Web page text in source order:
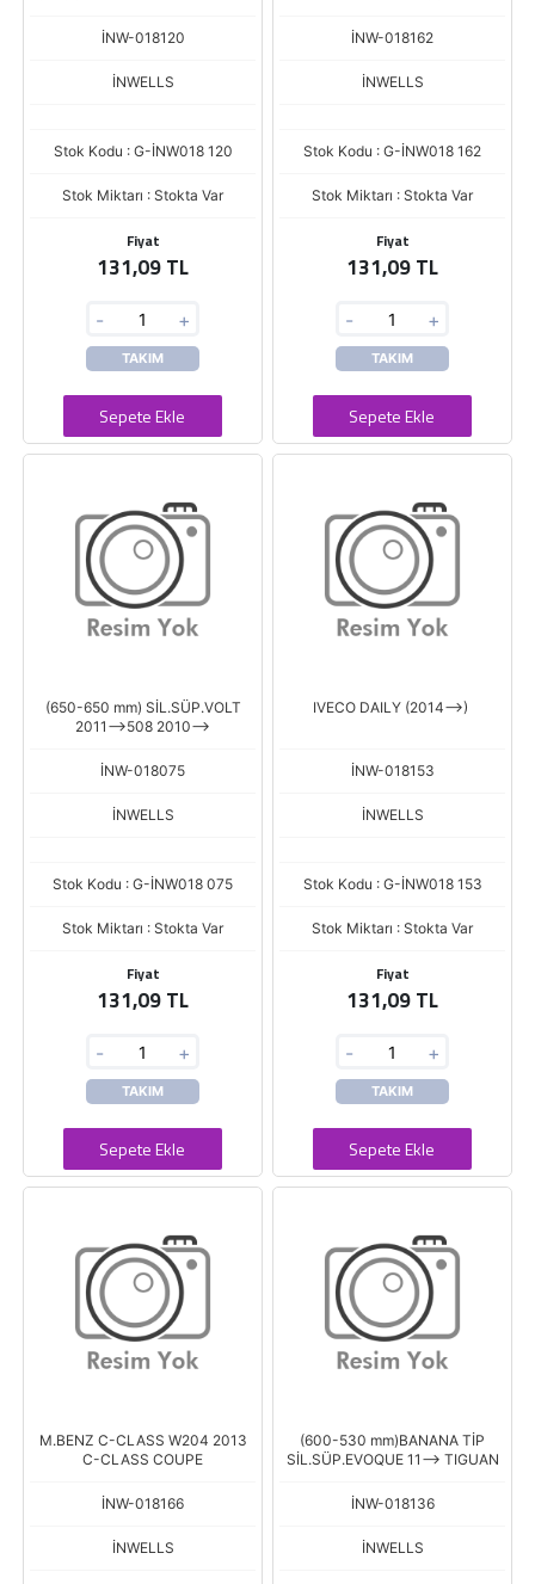
İNW-018120
İNWELLS
Stok Kodu : G-İNW018 120
Stok Miktarı : Stokta Var
Fiyat
131,09 TL
- +
TAKIM
Sepete Ekle
İNW-018162
İNWELLS
Stok Kodu : G-İNW018 162
Stok Miktarı : Stokta Var
Fiyat
131,09 TL
- +
TAKIM
Sepete Ekle
(650-650 mm) SİL.SÜP.VOLT
2011-->508 2010-->
İNW-018075
İNWELLS
Stok Kodu : G-İNW018 075
Stok Miktarı : Stokta Var
Fiyat
131,09 TL
- +
TAKIM
Sepete Ekle
IVECO DAILY (2014-->)
İNW-018153
İNWELLS
Stok Kodu : G-İNW018 153
Stok Miktarı : Stokta Var
Fiyat
131,09 TL
- +
TAKIM
Sepete Ekle
M.BENZ C-CLASS W204 2013
C-CLASS COUPE
İNW-018166
İNWELLS
(600-530 mm)BANANA TİP
SİL.SÜP.EVOQUE 11--> TIGUAN
İNW-018136
İNWELLS